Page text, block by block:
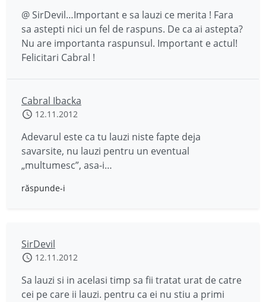
@ SirDevil…Important e sa lauzi ce merita ! Fara
sa astepti nici un fel de raspuns. De ca ai astepta?
Nu are importanta raspunsul. Important e actul!
Felicitari Cabral !
Cabral Ibacka
12.11.2012
Adevarul este ca tu lauzi niste fapte deja
savarsite, nu lauzi pentru un eventual
„multumesc”, asa-i…
răspunde-i
SirDevil
12.11.2012
Sa lauzi si in acelasi timp sa fii tratat urat de catre
cei pe care ii lauzi. pentru ca ei nu stiu a primi